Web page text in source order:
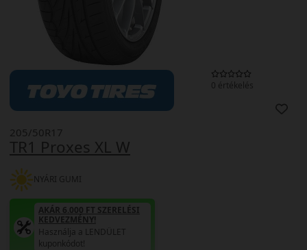
0 értékelés
TR1 Proxes XL W
205/50R17
NYÁRI GUMI
AKÁR 6.000 FT SZERELÉSI
KEDVEZMÉNY!
Használja a LENDÜLET
kuponkódot!